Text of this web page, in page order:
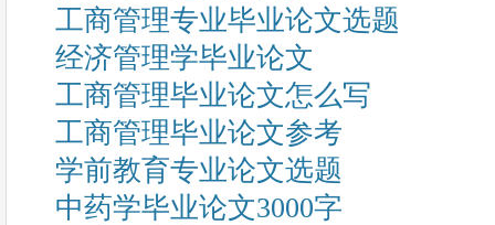
工商管理专业毕业论文选题
经济管理学毕业论文
工商管理毕业论文怎么写
工商管理毕业论文参考
学前教育专业论文选题
中药学毕业论文3000字